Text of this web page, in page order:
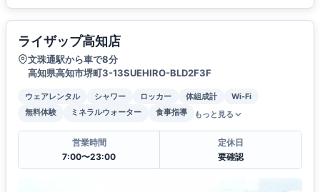
ライザップ高知店
文珠通駅から車で8分
高知県高知市堺町3-13SUEHIRO-BLD2F3F
ウェアレンタル シャワー ロッカー 体組成計
Wi-Fi
無料体験
ミネラルウォーター 食事指導 もっと見る
営業時間
7:00〜23:00
定休日
要確認